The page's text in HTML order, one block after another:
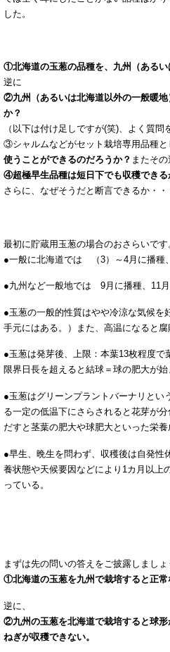
した。
①北海道の玉葱の品種を、九州（ある
逆に
②九州（あるいは北海道以外の一般暖
か？
（以下は付け足しですが(笑)、よく質問
③シャルムなどがセット栽培専用品種
使うことができるのだろうか？ またその
④超極早生品種は短日下でも収穫できる
さらに、なぜそうだと断言できるか・・
最初に貯蔵用玉葱の場合のおさらいです
●一般に北海道では （3）～4月に播種
●九州など一般地では 9月に播種、11
●玉葱の一般的性質はやや冷涼な気候
手元にはある。）また、高温になると腐
●玉葱は発芽後、上限：本葉13枚程度
限界日長を超えると結球＝球の肥大が始
●玉葱はグリーンプラントバーナリとい
る一定の低温下にさらされると花芽が
だすと茎葉の肥大や球肥大といった栄養
●早生、晩生を問わず、収穫後は自発性
養状態や天候要因などにより1カ月以上
っている。
まずは先の問いの答えをご披露しましょ
①北海道の玉葱を九州で栽培すると正常
逆に、
②九州の玉葱を北海道で栽培すると球
ねぎが収穫できない。